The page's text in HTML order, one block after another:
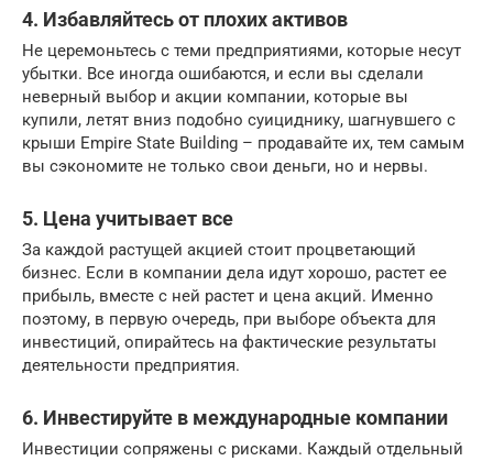
4. Избавляйтесь от плохих активов
Не церемоньтесь с теми предприятиями, которые несут
убытки. Все иногда ошибаются, и если вы сделали
неверный выбор и акции компании, которые вы
купили, летят вниз подобно суициднику, шагнувшего с
крыши Empire State Building – продавайте их, тем самым
вы сэкономите не только свои деньги, но и нервы.
5. Цена учитывает все
За каждой растущей акцией стоит процветающий
бизнес. Если в компании дела идут хорошо, растет ее
прибыль, вместе с ней растет и цена акций. Именно
поэтому, в первую очередь, при выборе объекта для
инвестиций, опирайтесь на фактические результаты
деятельности предприятия.
6. Инвестируйте в международные компании
Инвестиции сопряжены с рисками. Каждый отдельный